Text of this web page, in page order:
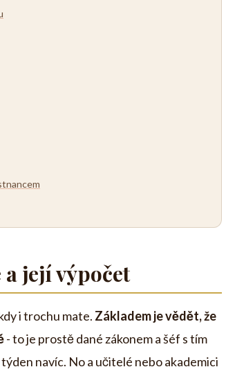
její výpočet
i trochu mate. Základem je vědět, že
- to je prostě dané zákonem a šéf s tím
navíc. No a učitelé nebo akademici